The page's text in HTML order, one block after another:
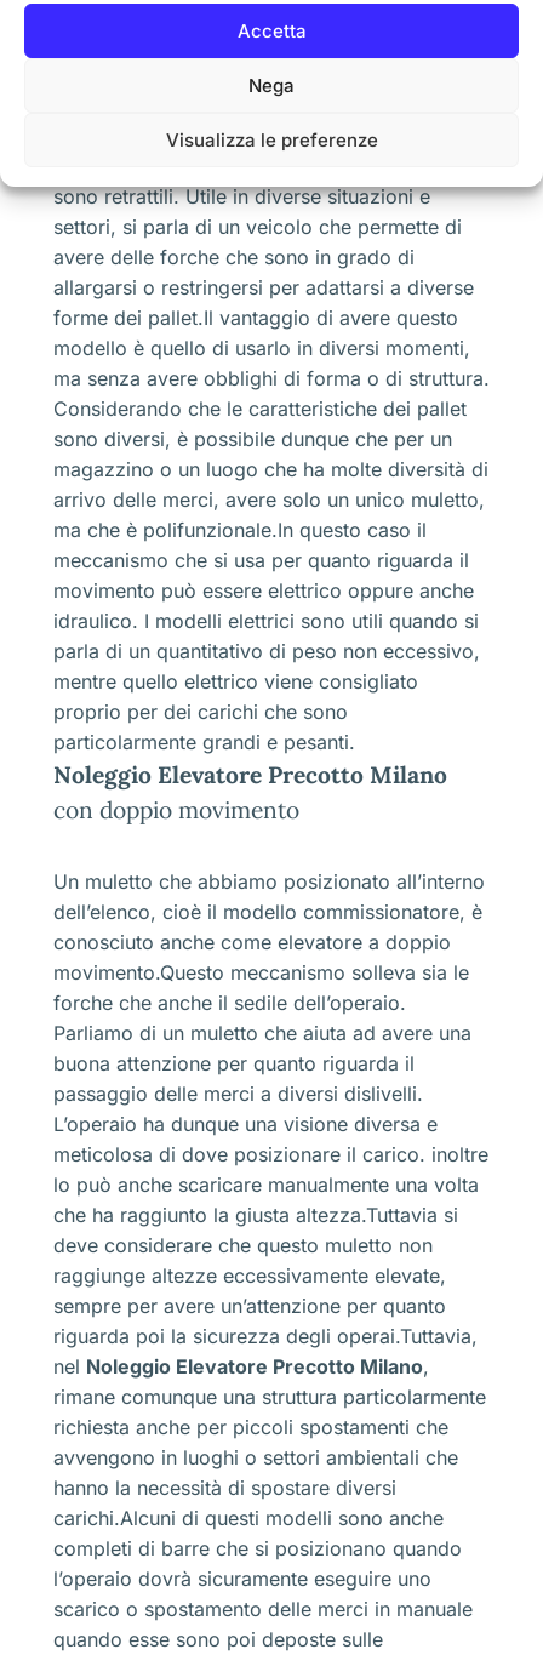
Accetta
Nega
Visualizza le preferenze
muovono, cioè retrattili
Un modello di muletto molto particolare, ma
che ultimamente sta diventando richiestissimo è
sono retrattili. Utile in diverse situazioni e
settori, si parla di un veicolo che permette di
avere delle forche che sono in grado di
allargarsi o restringersi per adattarsi a diverse
forme dei pallet.Il vantaggio di avere questo
modello è quello di usarlo in diversi momenti,
ma senza avere obblighi di forma o di struttura.
Considerando che le caratteristiche dei pallet
sono diversi, è possibile dunque che per un
magazzino o un luogo che ha molte diversità di
arrivo delle merci, avere solo un unico muletto,
ma che è polifunzionale.In questo caso il
meccanismo che si usa per quanto riguarda il
movimento può essere elettrico oppure anche
idraulico. I modelli elettrici sono utili quando si
parla di un quantitativo di peso non eccessivo,
mentre quello elettrico viene consigliato
proprio per dei carichi che sono
particolarmente grandi e pesanti.
Noleggio Elevatore Precotto Milano
con doppio movimento
Un muletto che abbiamo posizionato all’interno
dell’elenco, cioè il modello commissionatore, è
conosciuto anche come elevatore a doppio
movimento.Questo meccanismo solleva sia le
forche che anche il sedile dell’operaio.
Parliamo di un muletto che aiuta ad avere una
buona attenzione per quanto riguarda il
passaggio delle merci a diversi dislivelli.
L’operaio ha dunque una visione diversa e
meticolosa di dove posizionare il carico. inoltre
lo può anche scaricare manualmente una volta
che ha raggiunto la giusta altezza.Tuttavia si
deve considerare che questo muletto non
raggiunge altezze eccessivamente elevate,
sempre per avere un’attenzione per quanto
riguarda poi la sicurezza degli operai.Tuttavia,
nel Noleggio Elevatore Precotto Milano,
rimane comunque una struttura particolarmente
richiesta anche per piccoli spostamenti che
avvengono in luoghi o settori ambientali che
hanno la necessità di spostare diversi
carichi.Alcuni di questi modelli sono anche
completi di barre che si posizionano quando
l’operaio dovrà sicuramente eseguire uno
scarico o spostamento delle merci in manuale
quando esse sono poi deposte sulle